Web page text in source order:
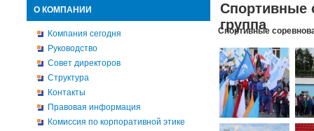
О КОМПАНИИ
Компания сегодня
Руководство
Совет директоров
Структура
Контакты
Правовая информация
Комиссия по корпоративной этике
Спортивные
группа
Спортивные